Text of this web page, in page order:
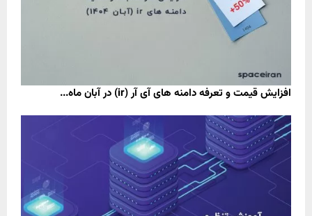
افزایش قیمت و تعرفه دامنه های آی آر (ir) در آبان ماه...